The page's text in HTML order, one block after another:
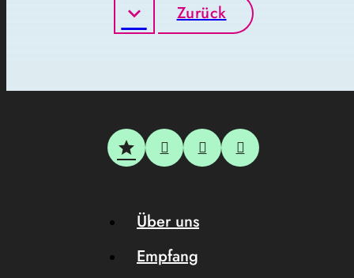
Zurück
Über uns
Empfang